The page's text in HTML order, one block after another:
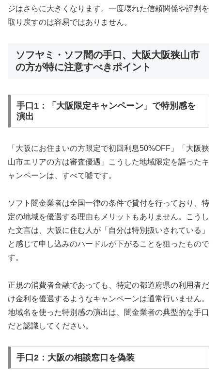
ジはさらに大きくなります。一度壊れた信頼関係や評判を
取り戻すのは容易ではありません。
ソフヤミ・ソフ闇の手口、大阪大阪狭山市
の方が特に注意すべきポイント
手口1：「大阪限定キャンペーン」で特別感を
演出
「大阪にお住まいの方限定で初回利息50%OFF」「大阪狭
山市エリアの方は審査優遇」こうした地域限定を謳ったキ
ャンペーンは、すべて嘘です。
ソフト闇金業者は全国一律の条件で貸付を行っており、特
定の地域を優遇する理由もメリットもありません。こうし
た文言は、大阪に住む人が「自分は特別扱いされている」
と感じて申し込みのハードルが下がることを狙ったもので
す。
正規の消費者金融であっても、特定の都道府県の利用者だ
け金利を優遇するようなキャンペーンは通常行いません。
地域名を使った特別感の演出は、闇金業者の典型的な手口
だと認識してください。
手口2：大阪の相談窓口を偽装